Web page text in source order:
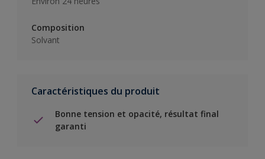
Composition
Solvant
Caractéristiques du produit
Bonne tension et opacité, résultat final
garanti